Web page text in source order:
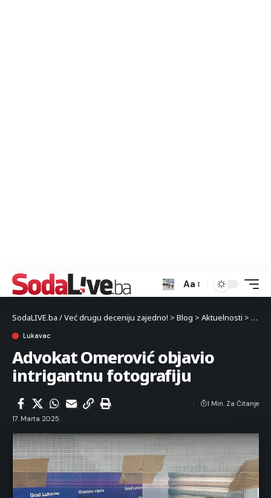
Aa
SodaLIVE.ba / Već drugu deceniju zajedno! > Blog > Aktuelnosti >
Lukavac
Advokat Omerović objavio
intrigantnu fotografiju
17. Marta 2025.
1 Min. Za Čitanje